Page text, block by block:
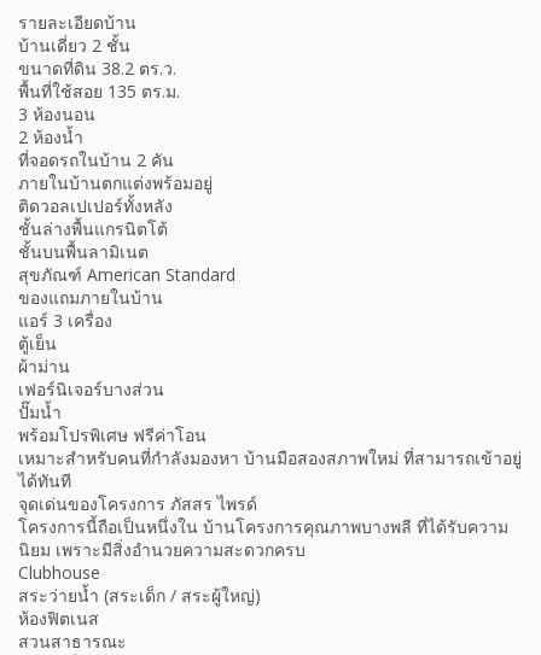
รายละเอียดบ้าน
บ้านเดี่ยว 2 ชั้น
ขนาดที่ดิน 38.2 ตร.ว.
พื้นที่ใช้สอย 135 ตร.ม.
3 ห้องนอน
2 ห้องน้ำ
ที่จอดรถในบ้าน 2 คัน
ภายในบ้านตกแต่งพร้อมอยู่
ติดวอลเปเปอร์ทั้งหลัง
ชั้นล่างพื้นแกรนิตโต้
ชั้นบนพื้นลามิเนต
สุขภัณฑ์ American Standard
ของแถมภายในบ้าน
แอร์ 3 เครื่อง
ตู้เย็น
ผ้าม่าน
เฟอร์นิเจอร์บางส่วน
ปั๊มน้ำ
พร้อมโปรพิเศษ ฟรีค่าโอน
เหมาะสำหรับคนที่กำลังมองหา บ้านมือสองสภาพใหม่ ที่สามารถเข้าอยู่
ได้ทันที
จุดเด่นของโครงการ ภัสสร ไพรด์
โครงการนี้ถือเป็นหนึ่งใน บ้านโครงการคุณภาพบางพลี ที่ได้รับความ
นิยม เพราะมีสิ่งอำนวยความสะดวกครบ
Clubhouse
สระว่ายน้ำ (สระเด็ก / สระผู้ใหญ่)
ห้องฟิตเนส
สวนสาธารณะ